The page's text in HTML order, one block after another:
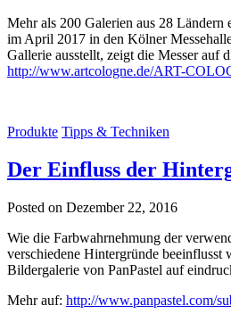
Mehr als 200 Galerien aus 28
im April 2017 in den Kölner
Gallerie ausstellt, zeigt die Messer auf
http://www.artcologne.de/ART-
Produkte Tipps & Techniken
Der Einfluss der
Posted on Dezember 22, 2016
Wie die Farbwahrnehmung der
verschiedene Hintergründe beeinflusst
Bildergalerie von PanPastel auf
Mehr auf: http://www.panpastel.com/